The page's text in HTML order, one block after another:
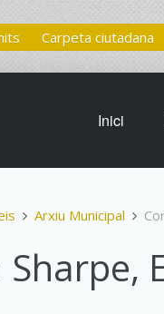
Carpeta ciutadana
Inici
Arxiu Municipal